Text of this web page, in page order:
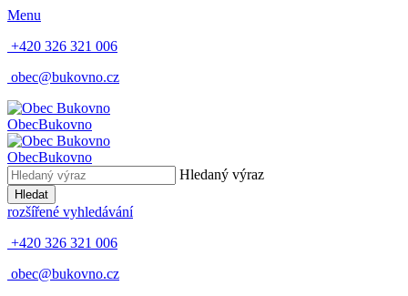
Menu
+420 326 321 006
obec@bukovno.cz
ObecBukovno
ObecBukovno
Hledaný výraz
Hledat
rozšířené vyhledávání
+420 326 321 006
obec@bukovno.cz